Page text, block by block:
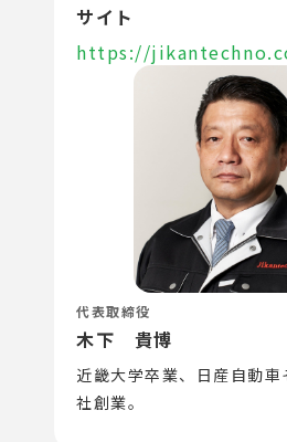
サイト
https://
代表取締役
木下 貴博
近畿大学卒業、日産自動車
社創業。